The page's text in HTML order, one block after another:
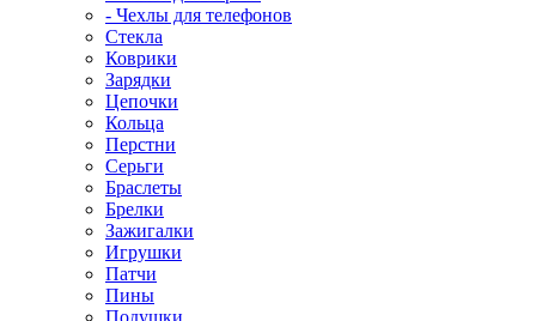
- Чехлы для телефонов
Стекла
Коврики
Зарядки
Цепочки
Кольца
Перстни
Серьги
Браслеты
Брелки
Зажигалки
Игрушки
Патчи
Пины
Подушки